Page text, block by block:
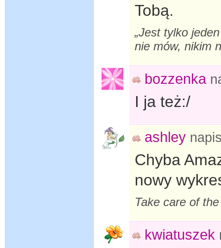
Tobą.
„Jest tylko
nie mów, nikim
bozzenka
I ja też:/
ashley
Chyba
nowy
Take care of
kwiatuszek